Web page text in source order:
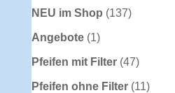
NEU im Shop 137137
Angebote 11
Produkt
Pfeifen mit Filter 4747
Produkte
Pfeifen ohne Filter 1111